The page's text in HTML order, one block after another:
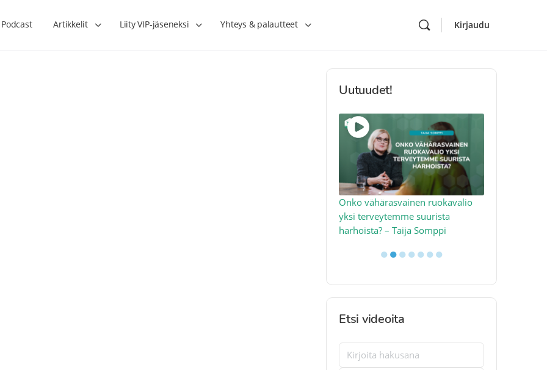
Podcast Artikkelit Liity VIP-jäseneksi Yhteys & palautteet Kirjaudu
Uutuudet!
Onko vähärasvainen ruokavalio
yksi terveytemme suurista
harhoista? – Taija Somppi
●●●●●●●
Etsi videoita